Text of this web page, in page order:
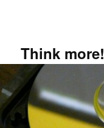
Think more!